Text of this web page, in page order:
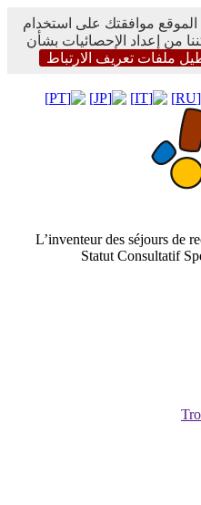
موافقتك على استخدام
من إعداد الإحصائيات بشأن
ملفات تعريف الارتباط
L’inventeur des séjours de
Statut Consultatif